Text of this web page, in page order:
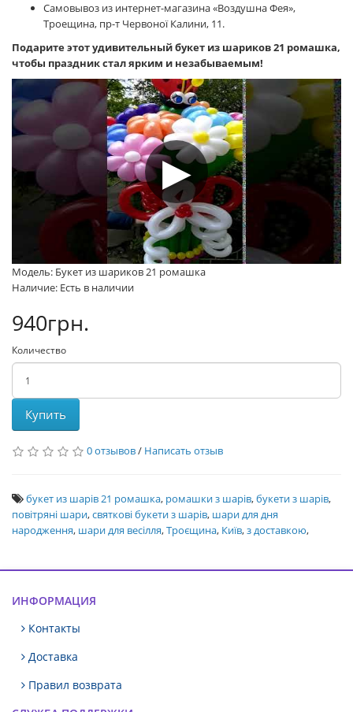
Самовывоз из интернет-магазина «Воздушна Фея»,
Троещина, пр-т Червоної Калини, 11.
Подарите этот удивительный букет из шариков 21 ромашка,
чтобы праздник стал ярким и незабываемым!
Модель: Букет из шариков 21 ромашка
Наличие: Есть в наличии
940грн.
Количество
Купить
0 отзывов/ Написать отзыв
букет из шарів 21 ромашка, ромашки з шарів,букети з шарів,
повітряні шари,святкові букети з шарів, шари для дня
народження, шари для весілля,Троєщина, Київ,з доставкою,
ИНФОРМАЦИЯ
Контакты
Доставка
Правил возврата